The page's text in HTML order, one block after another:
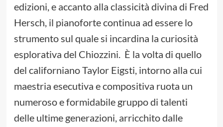
edizioni, e accanto alla classicità divina di Fred
Hersch, il pianoforte continua ad essere lo
strumento sul quale si incardina la curiosità
esplorativa del Chiozzini. È la volta di quello
del californiano Taylor Eigsti, intorno alla cui
maestria esecutiva e compositiva ruota un
numeroso e formidabile gruppo di talenti
delle ultime generazioni, arricchito dalle